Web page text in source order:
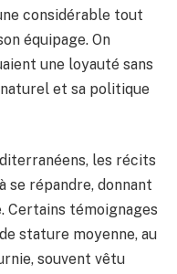
considérable tout
équipage. On
une loyauté sans
et sa politique
les récits
se répandre, donnant
Certains témoignages
stature moyenne, au
souvent vêtu